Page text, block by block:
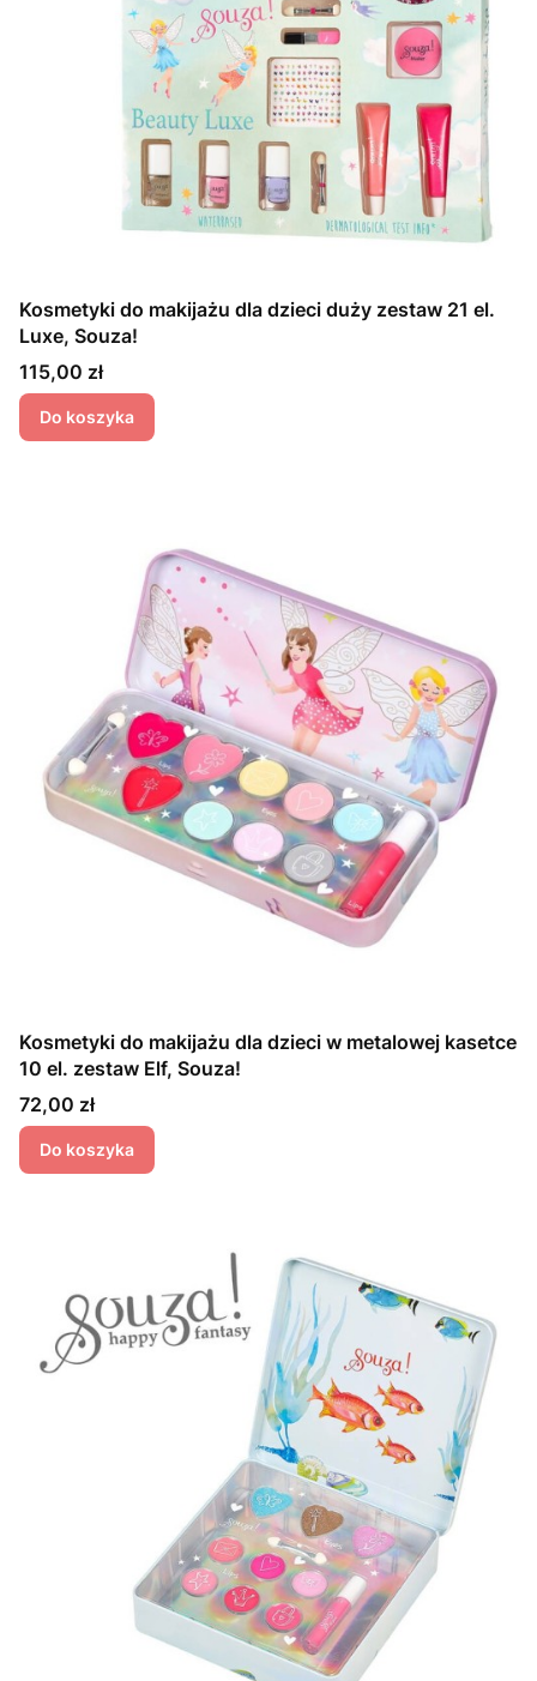
Kosmetyki do makijażu dla dzieci duży zestaw 21 el.
Luxe, Souza!
Cena
115,00 zł
Do koszyka
Kosmetyki do makijażu dla dzieci w metalowej kasetce
10 el. zestaw Elf, Souza!
Cena
72,00 zł
Do koszyka